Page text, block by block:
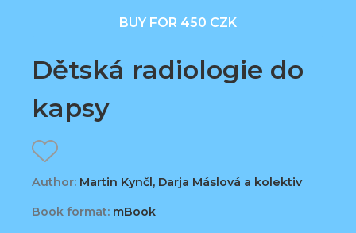
BUY FOR 450 CZK
Dětská radiologie do
kapsy
Author: Martin Kynčl, Darja Máslová a kolektiv
Book format: mBook